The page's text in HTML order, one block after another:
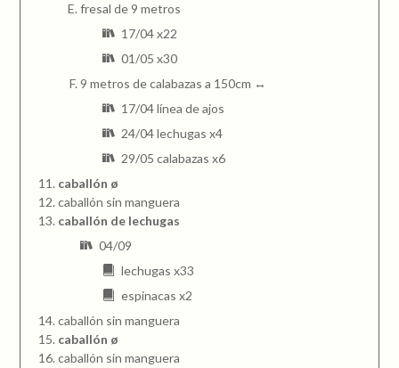
fresal de 9 metros
17/04 x22
01/05 x30
9 metros de calabazas a 150cm ↔
17/04 línea de ajos
24/04 lechugas x4
29/05 calabazas x6
caballón ø
caballón sin manguera
caballón de lechugas
04/09
lechugas x33
espinacas x2
caballón sin manguera
caballón ø
caballón sin manguera